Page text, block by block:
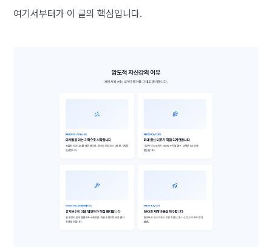
여기서부터가 이 글의 핵심입니다.